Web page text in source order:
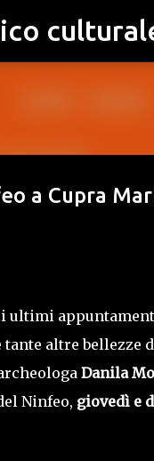
Passa ai
a Cupra
ultimi
tante altre bellezze
Danila
Ninfeo, giovedì e